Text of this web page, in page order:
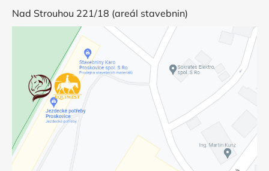
Nad Strouhou 221/18 (areál stavebnin)